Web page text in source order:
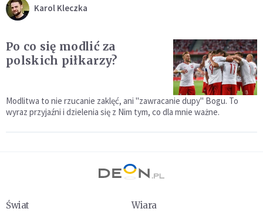
Karol Kleczka
Po co się modlić za
polskich piłkarzy?
Modlitwa to nie rzucanie zaklęć, ani "zawracanie dupy" Bogu. To
wyraz przyjaźni i dzielenia się z Nim tym, co dla mnie ważne.
Świat
Wiara